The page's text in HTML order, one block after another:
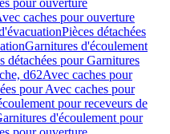
pour ouverture
caches pour ouverture
Pièces détachées
Garnitures d'écoulement
détachées pour Garnitures
d62Avec caches pour
pour Avec caches pour
pour receveurs de
d'écoulement pour